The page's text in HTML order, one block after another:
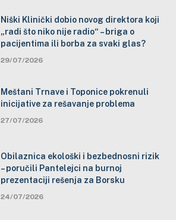
Niški Klinički dobio novog direktora koji
„radi što niko nije radio“ – briga o
pacijentima ili borba za svaki glas?
29/07/2026
Meštani Trnave i Toponice pokrenuli
inicijative za rešavanje problema
27/07/2026
Obilaznica ekološki i bezbednosni rizik
– poručili Pantelejci na burnoj
prezentaciji rešenja za Borsku
24/07/2026